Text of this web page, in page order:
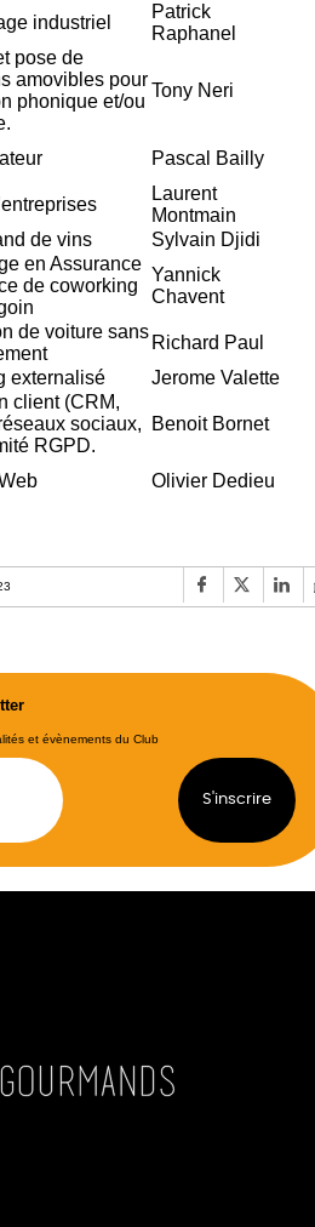
industriel
Patrick
Raphanel
pose de
amovibles pour
phonique et/ou
Tony Neri
Pascal Bailly
Laurent
Montmain
de vins
Sylvain Djidi
en Assurance
de coworking
Yannick
Chavent
de voiture sans
Richard Paul
externalisé Jerome Valette
client (CRM,
sociaux,
RGPD.
Benoit Bornet
Olivier Dedieu
et évènements du Club